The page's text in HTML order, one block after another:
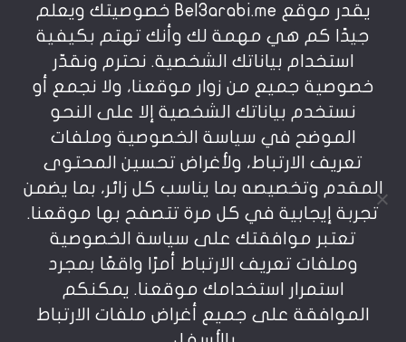
شروط الاستخدام
سياسة الخصوصية
عن بالعربي
يمنع نسخ أو إعادة استخدام المواد المنشورة على
موقعنا تحت طائلة المسؤولية، إن أي استخدام أو إعادة
نشر أو إجتزاء بدون اذن خطي مسبق يعد انتهاكاُ لشروط
يقدر موقع Bel3arabi.me خصوصيتك ويعلم
جيدًا كم هي مهمة لك وأنك تهتم بكيفية
استخدام بياناتك الشخصية. نحترم ونقدّر
خصوصية جميع من زوار موقعنا، ولا نجمع أو
نستخدم بياناتك الشخصية إلا على النحو
الموضح في سياسة الخصوصية وملفات
تعريف الارتباط، ولأغراض تحسين المحتوى
المقدم وتخصيصه بما يناسب كل زائر، بما يضمن
تجربة إيجابية في كل مرة تتصفح بها موقعنا.
تعتبر موافقتك على سياسة الخصوصية
وملفات تعريف الارتباط أمرًا واقعًا بمجرد
استمرار استخدامك موقعنا. يمكنكم
الموافقة على جميع أغراض ملفات الارتباط